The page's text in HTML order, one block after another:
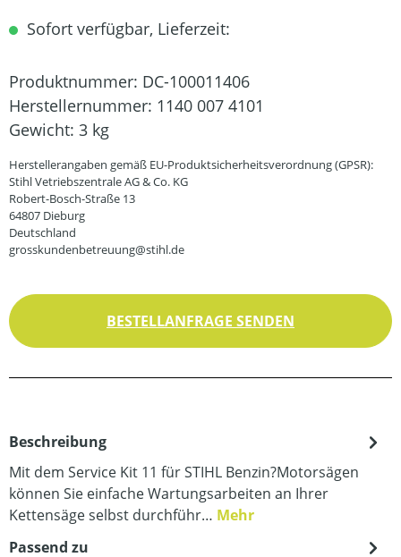
Sofort verfügbar, Lieferzeit:
Produktnummer: DC-100011406
Herstellernummer: 1140 007 4101
Gewicht: 3 kg
Herstellerangaben gemäß EU-Produktsicherheitsverordnung (GPSR):
Stihl Vetriebszentrale AG & Co. KG
Robert-Bosch-Straße 13
64807 Dieburg
Deutschland
grosskundenbetreuung@stihl.de
BESTELLANFRAGE SENDEN
Beschreibung
Mit dem Service Kit 11 für STIHL Benzin?Motorsägen
können Sie einfache Wartungsarbeiten an Ihrer
Kettensäge selbst durchführ… Mehr
Passend zu